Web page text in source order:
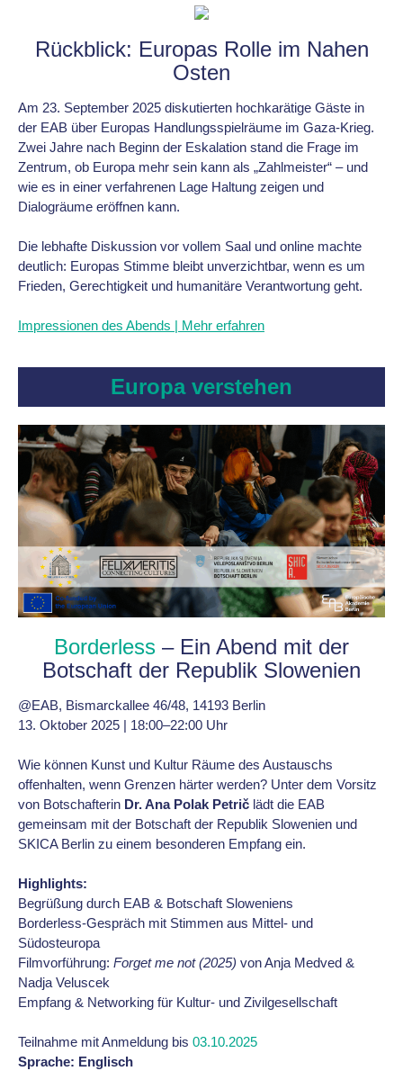
Rückblick: Europas Rolle im Nahen
Osten
Am 23. September 2025 diskutierten hochkarätige Gäste in
der EAB über Europas Handlungsspielräume im Gaza-Krieg.
Zwei Jahre nach Beginn der Eskalation stand die Frage im
Zentrum, ob Europa mehr sein kann als „Zahlmeister“ – und
wie es in einer verfahrenen Lage Haltung zeigen und
Dialogräume eröffnen kann.
Die lebhafte Diskussion vor vollem Saal und online machte
deutlich: Europas Stimme bleibt unverzichtbar, wenn es um
Frieden, Gerechtigkeit und humanitäre Verantwortung geht.
Impressionen des Abends | Mehr erfahren
Europa verstehen
Borderless – Ein Abend mit der
Botschaft der Republik Slowenien
@EAB, Bismarckallee 46/48, 14193 Berlin
13. Oktober 2025 | 18:00–22:00 Uhr
Wie können Kunst und Kultur Räume des Austauschs
offenhalten, wenn Grenzen härter werden? Unter dem Vorsitz
von Botschafterin Dr. Ana Polak Petrič lädt die EAB
gemeinsam mit der Botschaft der Republik Slowenien und
SKICA Berlin zu einem besonderen Empfang ein.
Highlights:
Begrüßung durch EAB & Botschaft Sloweniens
Borderless-Gespräch mit Stimmen aus Mittel- und
Südosteuropa
Filmvorführung: Forget me not (2025) von Anja Medved &
Nadja Veluscek
Empfang & Networking für Kultur- und Zivilgesellschaft
Teilnahme mit Anmeldung bis 03.10.2025
Sprache: Englisch